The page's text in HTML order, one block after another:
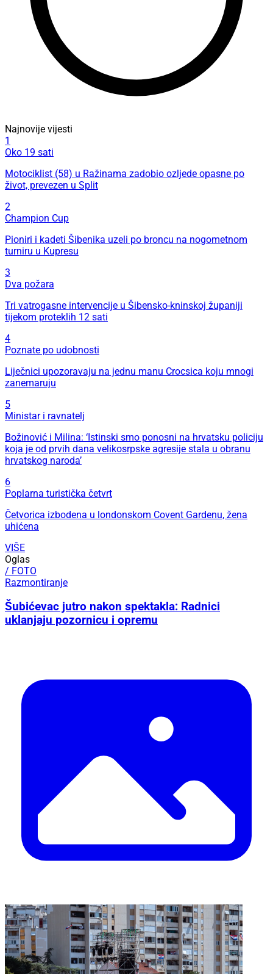
Najnovije vijesti
1
Oko 19 sati
Motociklist (58) u Ražinama zadobio ozljede opasne po
život, prevezen u Split
2
Champion Cup
Pioniri i kadeti Šibenika uzeli po broncu na nogometnom
turniru u Kupresu
3
Dva požara
Tri vatrogasne intervencije u Šibensko-kninskoj županiji
tijekom proteklih 12 sati
4
Poznate po udobnosti
Liječnici upozoravaju na jednu manu Crocsica koju mnogi
zanemaruju
5
Ministar i ravnatelj
Božinović i Milina: ‘Istinski smo ponosni na hrvatsku policiju
koja je od prvih dana velikosrpske agresije stala u obranu
hrvatskog naroda’
6
Poplarna turistička četvrt
Četvorica izbodena u londonskom Covent Gardenu, žena
uhićena
VIŠE
Oglas
/ FOTO
Razmontiranje
Šubićevac jutro nakon spektakla: Radnici
uklanjaju pozornicu i opremu